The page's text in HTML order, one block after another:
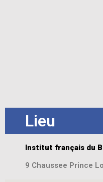
Lieu
Institut français du
9 Chaussee Prince